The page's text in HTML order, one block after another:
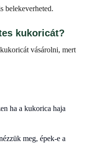
belekeverheted.
kukoricát?
vásárolni, mert
ha a kukorica haja
meg, épek-e a